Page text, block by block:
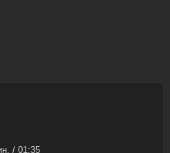
/ 01:35